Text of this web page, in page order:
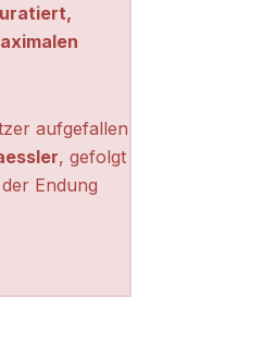
aufgefallen
, gefolgt
Endung